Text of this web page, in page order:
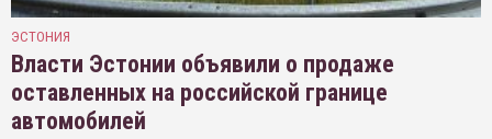
ЭСТОНИЯ
Власти Эстонии объявили о продаже
оставленных на российской границе
автомобилей